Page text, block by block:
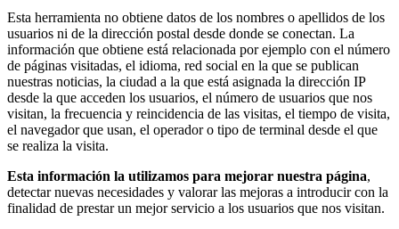
Esta herramienta no obtiene datos de los nombres o apellidos de los
usuarios ni de la dirección postal desde donde se conectan. La
información que obtiene está relacionada por ejemplo con el número
de páginas visitadas, el idioma, red social en la que se publican
nuestras noticias, la ciudad a la que está asignada la dirección IP
desde la que acceden los usuarios, el número de usuarios que nos
visitan, la frecuencia y reincidencia de las visitas, el tiempo de visita,
el navegador que usan, el operador o tipo de terminal desde el que
se realiza la visita.
Esta información la utilizamos para mejorar nuestra página,
detectar nuevas necesidades y valorar las mejoras a introducir con la
finalidad de prestar un mejor servicio a los usuarios que nos visitan.